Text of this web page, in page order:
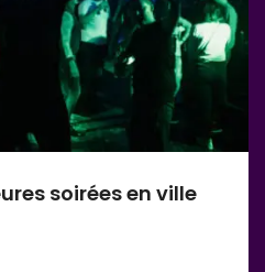
soirées en ville